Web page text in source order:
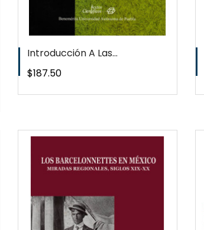
Introducción A Las...
Precio
$187.50
WISHLIST